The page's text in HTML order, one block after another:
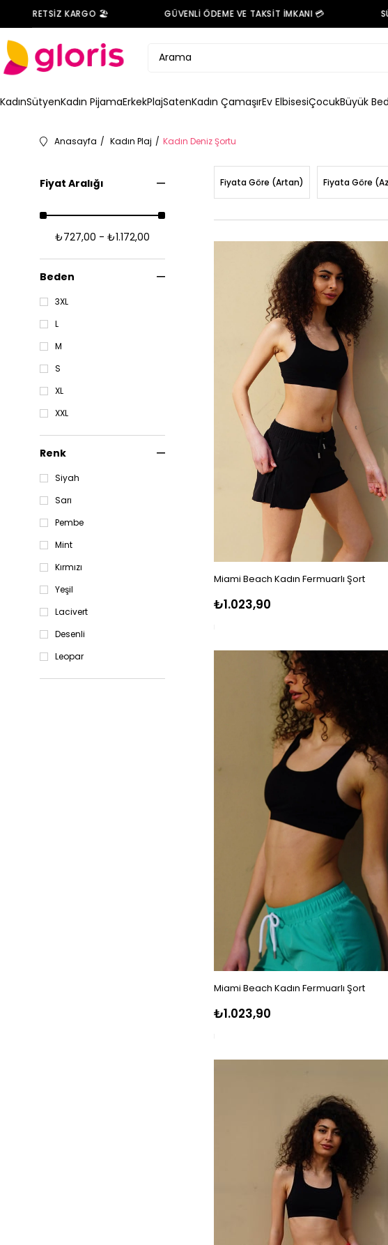
KARGO 🏖️ GÜVENLİ ÖDEME VE TAKSİT İMKANI 💳
KadınSütyenKadın PijamaErkekPlajSatenKadın ÇamaşırEv ElbisesiÇocukBüyük
Anasayfa Kadın Plaj Kadın Deniz Şortu
Fiyat Aralığı
₺727,00 - ₺1.172,00
Beden
3XL
L
M
S
XL
XXL
Renk
Siyah
Sarı
Pembe
Mint
Kırmızı
Yeşil
Lacivert
Desenli
Leopar
Fiyata Göre (Artan) Fiyata Göre
Miami Beach Kadın Fermuarlı Şort
₺1.023,90
Miami Beach Kadın Fermuarlı Şort
₺1.023,90